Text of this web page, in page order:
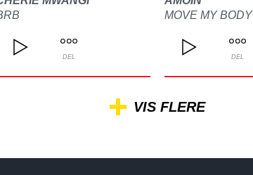
DEL
MOVE MY BODY
DEL
VIS FLERE